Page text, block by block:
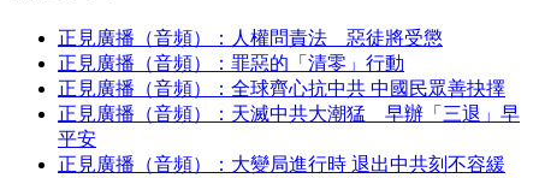
正見廣播（音頻）：人權問責法 惡徒將受懲
正見廣播（音頻）：罪惡的「清零」行動
正見廣播（音頻）：全球齊心抗中共 中國民眾善抉擇
正見廣播（音頻）：天滅中共大潮猛 早辦「三退」早
平安
正見廣播（音頻）：大變局進行時 退出中共刻不容緩